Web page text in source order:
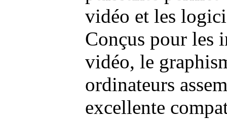
vidéo et les
Conçus pour les
vidéo, le
ordinateurs
excellente